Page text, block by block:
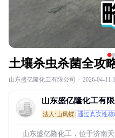
土壤杀虫杀菌全攻
山东盛亿隆化工有限公司 · 2026-04-11
山东盛亿隆化工有限
法人:山凤蝶 通过真实性
山东盛亿隆化工，位于济南